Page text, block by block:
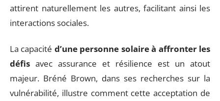
attirent naturellement les autres, facilitant ainsi les
interactions sociales.
La capacité d’une personne solaire à affronter les
défis avec assurance et résilience est un atout
majeur. Bréné Brown, dans ses recherches sur la
vulnérabilité, illustre comment cette acceptation de